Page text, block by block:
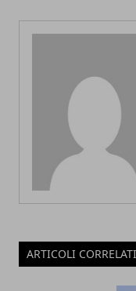
ARTICOLI CORRELATI